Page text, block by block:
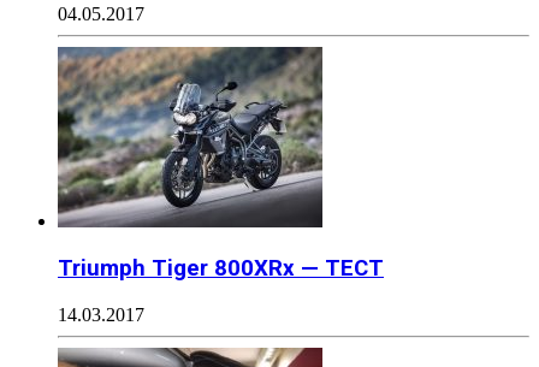
04.05.2017
Triumph Tiger 800XRx — ТЕСТ
14.03.2017